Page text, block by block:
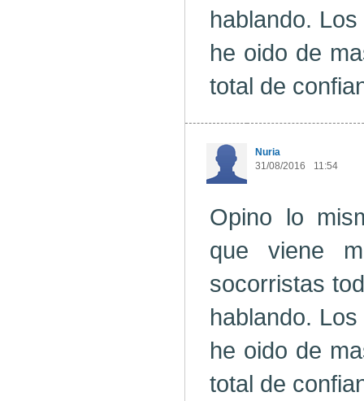
hablando.
he oido de
total de
Nuria
31/08/2016
11:54
Opino lo
que viene
socorristas
hablando.
he oido de
total de